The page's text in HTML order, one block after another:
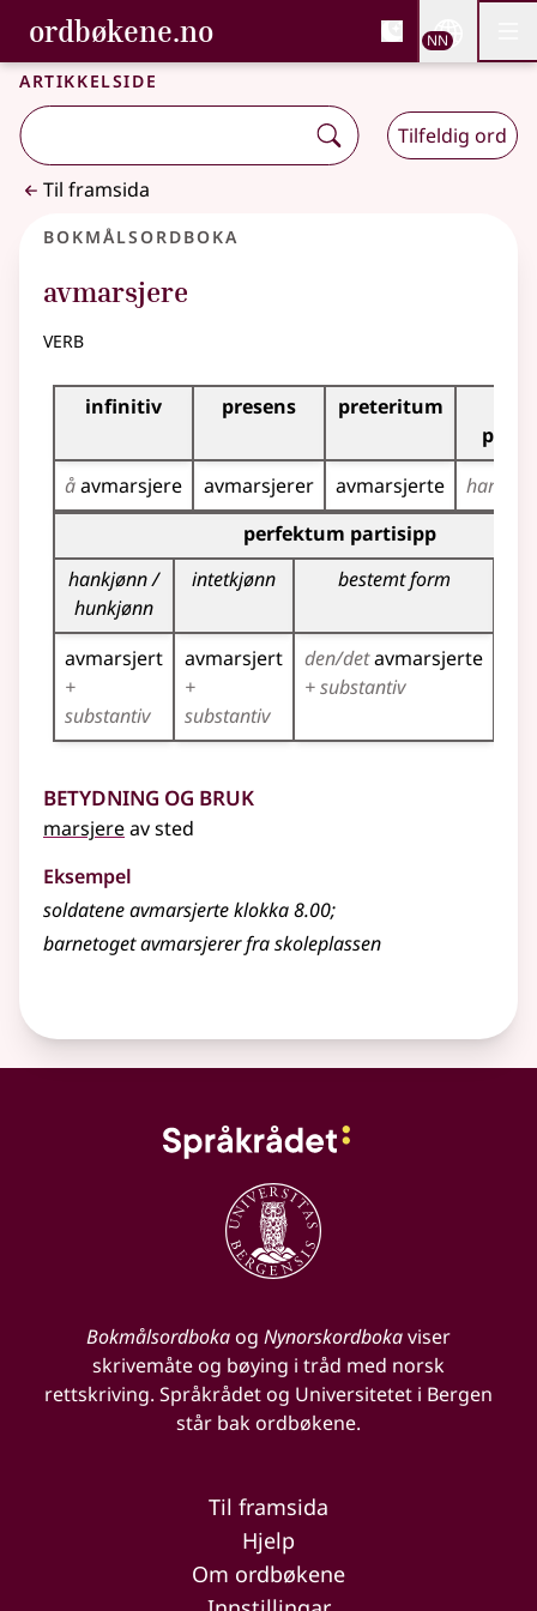
Gå til hovudinnhald
Tilgjenge
ordbøkene.no, Bokmålsordboka og
Bokmålsordboka og Nynorskordboka
NN
Artikkelside
Tilfeldig ord
Til framsida
Bokmålsordboka
avmarsjere
verb
Bøyingstabell for dette verbet
infinitiv presens preteritum
åavmarsjere avmarsjerer avmarsjerte har
Bøyingstabell for dette verbet (partisippformer)
perfektum partisipp
hankjønn /
hunkjønn
intetkjønn bestemt form
avmarsjert
+
substantiv
avmarsjert
+
substantiv
den/detavmarsjerte
+ substantiv
Betydning og bruk
marsjereav sted
Eksempel
soldatene avmarsjerte klokka 8.00;
barnetoget avmarsjerer fra skoleplassen
Bokmålsordbokaog Nynorskordbokaviser
skrivemåte og bøying i tråd med norsk
rettskriving. Språkrådet og Universitetet i Bergen
står bak ordbøkene.
Til framsida
Hjelp
Om ordbøkene